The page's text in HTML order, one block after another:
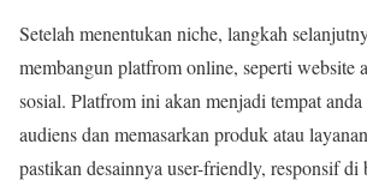
Setelah menentukan niche, langkah
membangun platfrom online, seperti website
sosial. Platfrom ini akan menjadi tempat
audiens dan memasarkan produk atau
pastikan desainnya user-friendly, responsif di